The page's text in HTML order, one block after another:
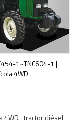
1~TNC604-1 |
4WD
4WD tractor diésel